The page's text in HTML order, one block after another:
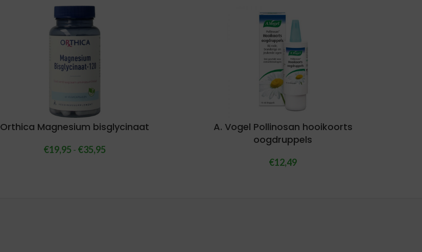
Orthica Magnesium bisglycinaat
€19,95 - €35,95
A. Vogel Pollinosan hooikoorts
oogdruppels
€12,49